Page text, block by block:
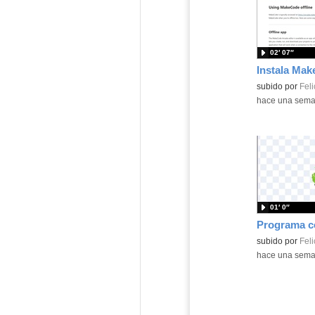
Contenido
subido por
02′ 07″
-hace una
Contenido
subido por
01′ 0″
-hace una